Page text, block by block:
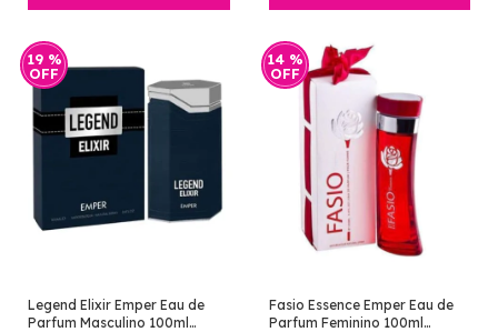
19 %
OFF
Legend Elixir Emper Eau de
Parfum Masculino 100ml
14 %
OFF
Fasio Essence Emper Eau de
Parfum Feminino 100ml